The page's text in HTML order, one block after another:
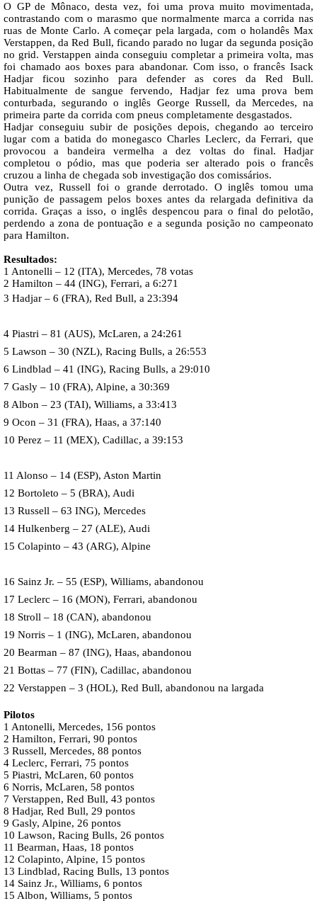
O GP de Mônaco, desta vez, foi uma prova muito movimentada,
contrastando com o marasmo que normalmente marca a corrida nas
ruas de Monte Carlo. A começar pela largada, com o holandês Max
Verstappen, da Red Bull, ficando parado no lugar da segunda posição
no grid. Verstappen ainda conseguiu completar a primeira volta, mas
foi chamado aos boxes para abandonar. Com isso, o francês Isack
Hadjar ficou sozinho para defender as cores da Red Bull.
Habitualmente de sangue fervendo, Hadjar fez uma prova bem
conturbada, segurando o inglês George Russell, da Mercedes, na
primeira parte da corrida com pneus completamente desgastados.
Hadjar conseguiu subir de posições depois, chegando ao terceiro
lugar com a batida do monegasco Charles Leclerc, da Ferrari, que
provocou a bandeira vermelha a dez voltas do final. Hadjar
completou o pódio, mas que poderia ser alterado pois o francês
cruzou a linha de chegada sob investigação dos comissários.
Outra vez, Russell foi o grande derrotado. O inglês tomou uma
punição de passagem pelos boxes antes da relargada definitiva da
corrida. Graças a isso, o inglês despencou para o final do pelotão,
perdendo a zona de pontuação e a segunda posição no campeonato
para Hamilton.
Resultados:
1 Antonelli – 12 (ITA), Mercedes, 78 votas
2 Hamilton – 44 (ING), Ferrari, a 6:271
3 Hadjar – 6 (FRA), Red Bull, a 23:394
4 Piastri – 81 (AUS), McLaren, a 24:261
5 Lawson – 30 (NZL), Racing Bulls, a 26:553
6 Lindblad – 41 (ING), Racing Bulls, a 29:010
7 Gasly – 10 (FRA), Alpine, a 30:369
8 Albon – 23 (TAI), Williams, a 33:413
9 Ocon – 31 (FRA), Haas, a 37:140
10 Perez – 11 (MEX), Cadillac, a 39:153
11 Alonso – 14 (ESP), Aston Martin
12 Bortoleto – 5 (BRA), Audi
13 Russell – 63 ING), Mercedes
14 Hulkenberg – 27 (ALE), Audi
15 Colapinto – 43 (ARG), Alpine
16 Sainz Jr. – 55 (ESP), Williams, abandonou
17 Leclerc – 16 (MON), Ferrari, abandonou
18 Stroll – 18 (CAN), abandonou
19 Norris – 1 (ING), McLaren, abandonou
20 Bearman – 87 (ING), Haas, abandonou
21 Bottas – 77 (FIN), Cadillac, abandonou
22 Verstappen – 3 (HOL), Red Bull, abandonou na largada
Pilotos
1 Antonelli, Mercedes, 156 pontos
2 Hamilton, Ferrari, 90 pontos
3 Russell, Mercedes, 88 pontos
4 Leclerc, Ferrari, 75 pontos
5 Piastri, McLaren, 60 pontos
6 Norris, McLaren, 58 pontos
7 Verstappen, Red Bull, 43 pontos
8 Hadjar, Red Bull, 29 pontos
9 Gasly, Alpine, 26 pontos
10 Lawson, Racing Bulls, 26 pontos
11 Bearman, Haas, 18 pontos
12 Colapinto, Alpine, 15 pontos
13 Lindblad, Racing Bulls, 13 pontos
14 Sainz Jr., Williams, 6 pontos
15 Albon, Williams, 5 pontos